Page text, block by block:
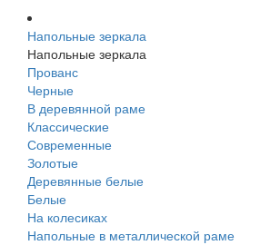
Напольные зеркала
Напольные зеркала
Прованс
Черные
В деревянной раме
Классические
Современные
Золотые
Деревянные белые
Белые
На колесиках
Напольные в металлической раме